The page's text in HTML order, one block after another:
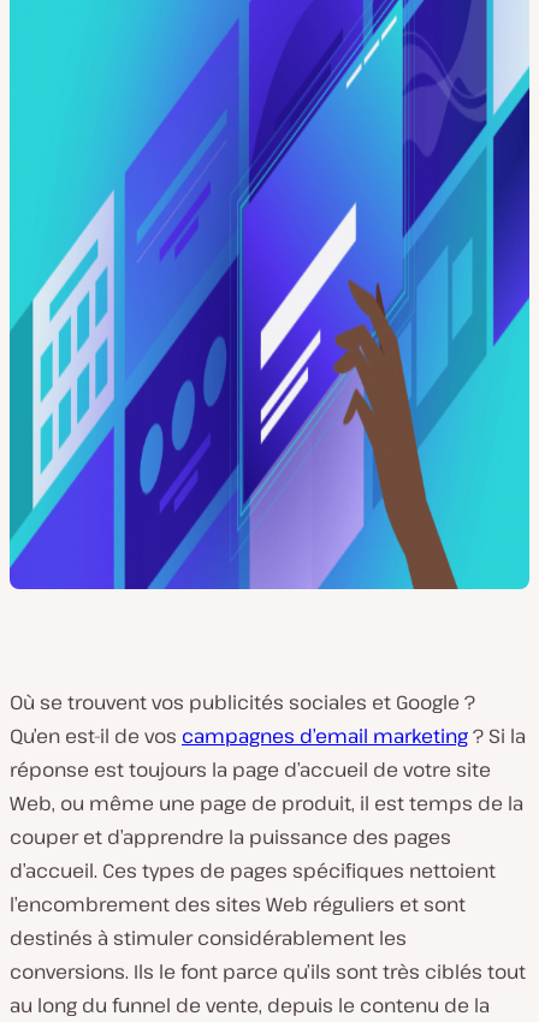
Où se trouvent vos publicités sociales et Google ?
Qu’en est-il de vos campagnes d’email marketing? Si la
réponse est toujours la page d’accueil de votre site
Web, ou même une page de produit, il est temps de la
couper et d’apprendre la puissance des pages
d’accueil. Ces types de pages spécifiques nettoient
l’encombrement des sites Web réguliers et sont
destinés à stimuler considérablement les
conversions. Ils le font parce qu’ils sont très ciblés tout
au long du funnel de vente, depuis le contenu de la